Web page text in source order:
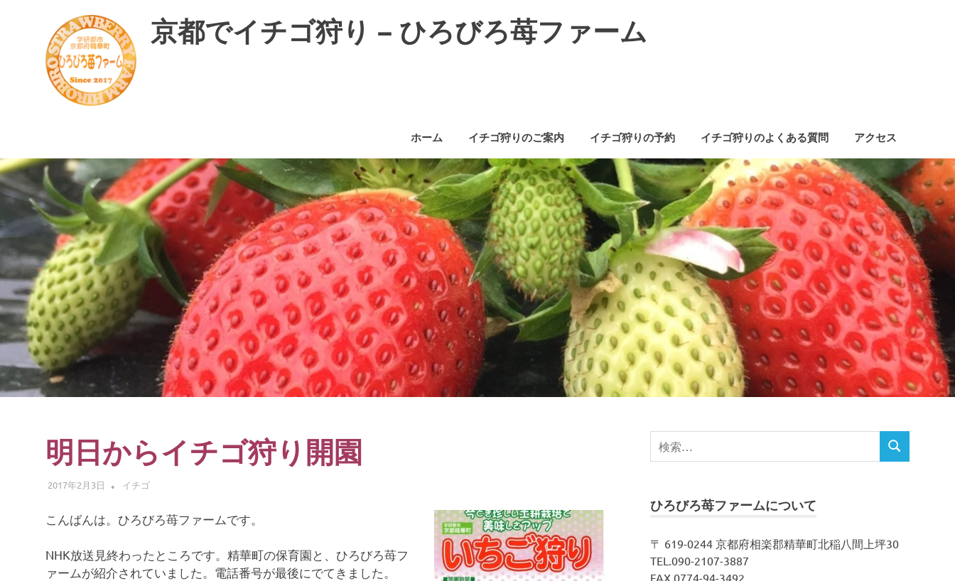
プ
京都でイチゴ狩り – ひろびろ苺ファーム
で
美
味
し
い
イ
チ
ゴ
摘
み
体
験
ホーム イチゴ狩りのご案内 イチゴ狩りの予約 イチゴ狩りのよくある質問 アクセス
明日からイチゴ狩り開園
2017年2月3日 ADMIN
イチゴ
こんばんは。ひろびろ苺ファームです。
NHK放送見終わったところです。精華町の保育園と、ひろびろ苺フ
ァームが紹介されていました。電話番号が最後にでてきました。
検
索
検
索
ひろびろ苺ファームについて
〒 619-0244 京都府相楽郡精華町北稲八間上坪30
TEL.090-2107-3887
FAX.0774-94-3492